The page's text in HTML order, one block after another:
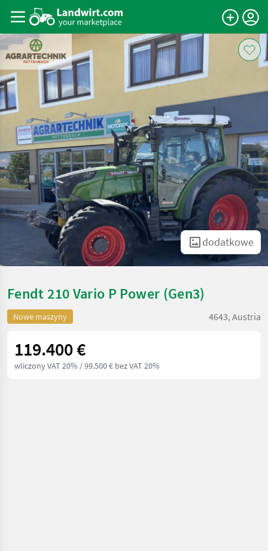
dodatkowe
Fendt 210 Vario P Power (Gen3)
Nowe maszyny 4643, Austria
119.400 €
wliczony VAT 20% / 99.500 € bez VAT 20%